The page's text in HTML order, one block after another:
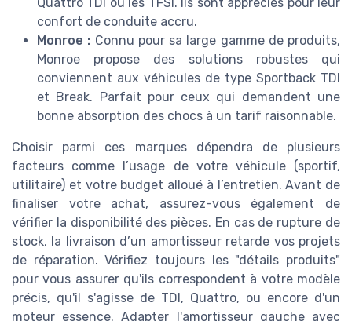
confort de conduite accru.
Monroe : Connu pour sa large gamme de produits,
Monroe propose des solutions robustes qui
conviennent aux véhicules de type Sportback TDI
et Break. Parfait pour ceux qui demandent une
bonne absorption des chocs à un tarif raisonnable.
Choisir parmi ces marques dépendra de plusieurs
facteurs comme l’usage de votre véhicule (sportif,
utilitaire) et votre budget alloué à l’entretien. Avant de
finaliser votre achat, assurez-vous également de
vérifier la disponibilité des pièces. En cas de rupture de
stock, la livraison d’un amortisseur retarde vos projets
de réparation. Vérifiez toujours les "détails produits"
pour vous assurer qu'ils correspondent à votre modèle
précis, qu'il s'agisse de TDI, Quattro, ou encore d'un
moteur essence. Adapter l'amortisseur gauche avec